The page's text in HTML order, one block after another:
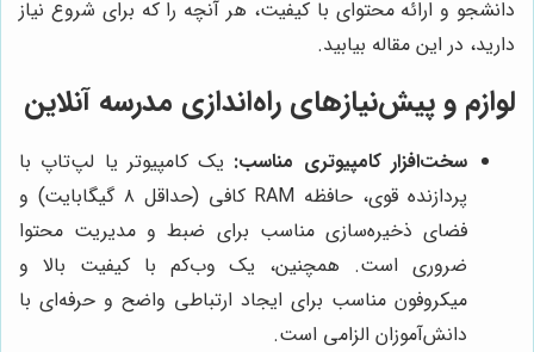
دانشجو و ارائه محتوای با کیفیت، هر آنچه را که برای شروع نیاز
دارید، در این مقاله بیابید.
لوازم و پیش‌نیازهای راه‌اندازی مدرسه آنلاین
سخت‌افزار کامپیوتری مناسب: یک کامپیوتر یا لپ‌تاپ با
پردازنده قوی، حافظه RAM کافی (حداقل ۸ گیگابایت) و
فضای ذخیره‌سازی مناسب برای ضبط و مدیریت محتوا
ضروری است. همچنین، یک وب‌کم با کیفیت بالا و
میکروفون مناسب برای ایجاد ارتباطی واضح و حرفه‌ای با
دانش‌آموزان الزامی است.